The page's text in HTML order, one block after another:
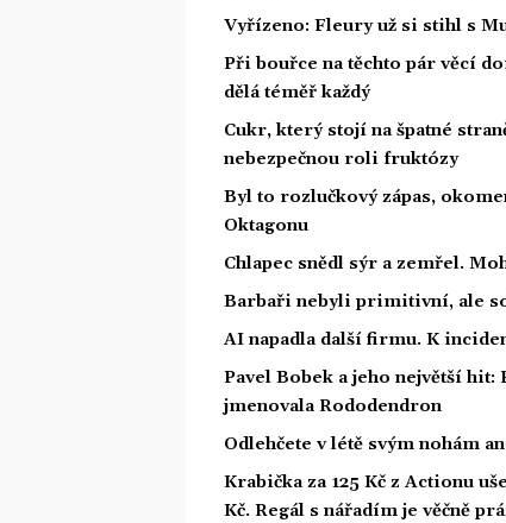
Vyřízeno: Fleury už si stihl s
Při bouřce na těchto pár věcí
dělá téměř každý
Cukr, který stojí na špatné
nebezpečnou roli fruktózy
Byl to rozlučkový zápas,
Oktagonu
Chlapec snědl sýr a zemřel.
Barbaři nebyli primitivní, ale
AI napadla další firmu. K
Pavel Bobek a jeho největší hit:
jmenovala Rododendron
Odlehčete v létě svým nohám
Krabička za 125 Kč z Actionu
Kč. Regál s nářadím je věčně